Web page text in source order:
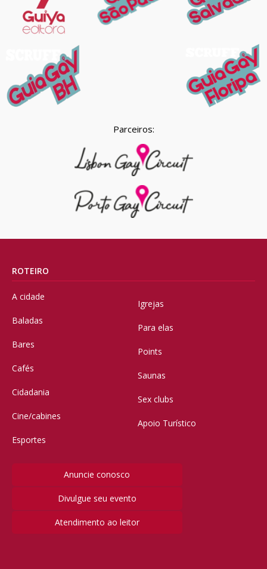
Parceiros:
ROTEIRO
A cidade
Baladas
Bares
Cafés
Cidadania
Cine/cabines
Esportes
Igrejas
Para elas
Points
Saunas
Sex clubs
Apoio Turístico
Anuncie conosco
Divulgue seu evento
Atendimento ao leitor